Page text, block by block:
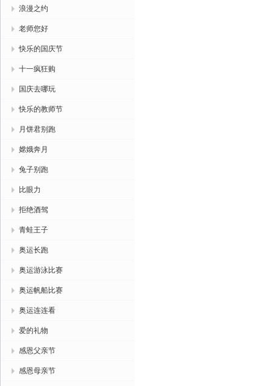
浪漫之约
老师您好
快乐的国庆节
十一疯狂购
国庆去哪玩
快乐的教师节
月饼君别跑
嫦娥奔月
兔子别跑
比眼力
拒绝酒驾
青蛙王子
奥运长跑
奥运游泳比赛
奥运帆船比赛
奥运连连看
爱的礼物
感恩父亲节
感恩母亲节